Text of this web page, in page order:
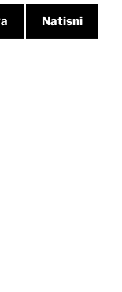
Natisni